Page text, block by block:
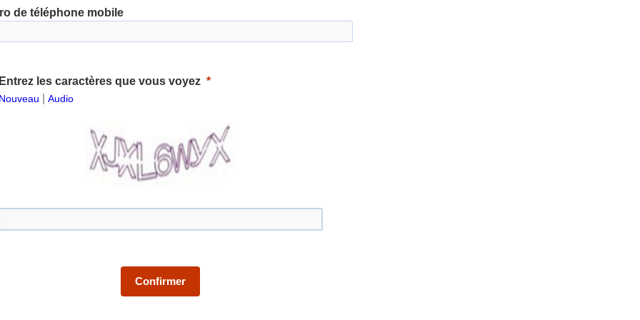
de téléphone mobile
Entrez les caractères que vous voyez
Nouveau Audio
Confirmer